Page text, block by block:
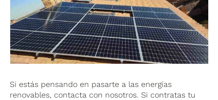
Si estás pensando en pasarte a las energías
renovables, contacta con nosotros. Si contratas tu